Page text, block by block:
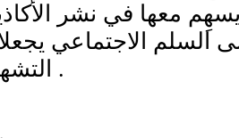
معها في نشر
السلم الاجتماعي
التشهير غير المسؤولة .